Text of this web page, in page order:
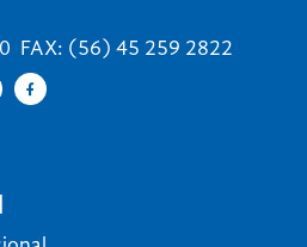
FAX: (56) 45 259 2822